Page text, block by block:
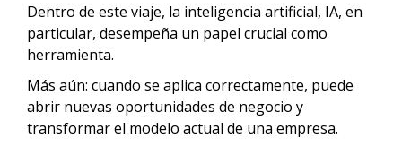
Dentro de este viaje, la inteligencia artificial, IA, en
particular, desempeña un papel crucial como
herramienta.
Más aún: cuando se aplica correctamente, puede
abrir nuevas oportunidades de negocio y
transformar el modelo actual de una empresa.